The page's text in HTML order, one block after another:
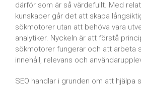
därför som är så värdefullt. Med
kunskaper går det att skapa
sökmotorer utan att behöva vara
analytiker. Nyckeln är att förstå
sökmotorer fungerar och att arbeta
innehåll, relevans och
SEO handlar i grunden om att